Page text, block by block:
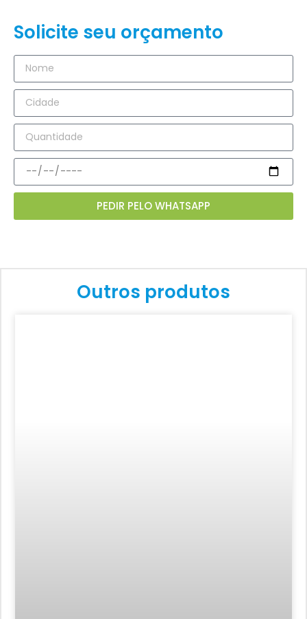
Solicite seu orçamento
PEDIR PELO WHATSAPP
Outros produtos